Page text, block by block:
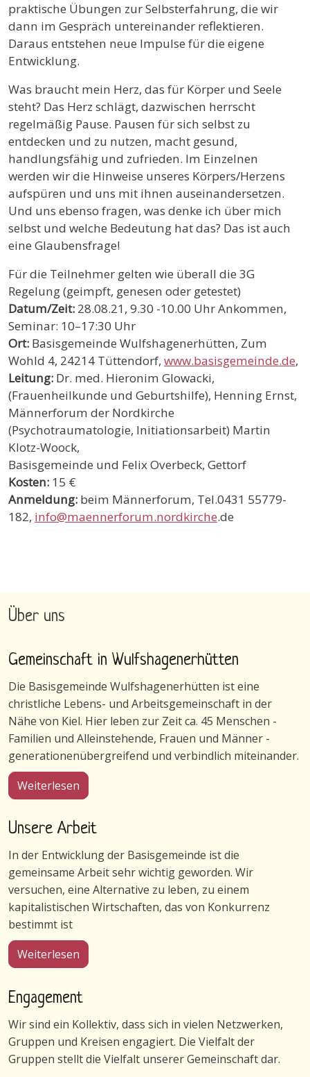
praktische Übungen zur Selbsterfahrung, die wir
dann im Gespräch untereinander reflektieren.
Daraus entstehen neue Impulse für die eigene
Entwicklung.
Was braucht mein Herz, das für Körper und Seele
steht? Das Herz schlägt, dazwischen herrscht
regelmäßig Pause. Pausen für sich selbst zu
entdecken und zu nutzen, macht gesund,
handlungsfähig und zufrieden. Im Einzelnen
werden wir die Hinweise unseres Körpers/Herzens
aufspüren und uns mit ihnen auseinandersetzen.
Und uns ebenso fragen, was denke ich über mich
selbst und welche Bedeutung hat das? Das ist auch
eine Glaubensfrage!
Für die Teilnehmer gelten wie überall die 3G
Regelung (geimpft, genesen oder getestet)
Datum/Zeit: 28.08.21, 9.30 -10.00 Uhr Ankommen,
Seminar: 10–17:30 Uhr
Ort: Basisgemeinde Wulfshagenerhütten, Zum
Wohld 4, 24214 Tüttendorf, www.basisgemeinde.de,
Leitung: Dr. med. Hieronim Glowacki,
(Frauenheilkunde und Geburtshilfe), Henning Ernst,
Männerforum der Nordkirche
(Psychotraumatologie, Initiationsarbeit) Martin
Klotz-Woock,
Basisgemeinde und Felix Overbeck, Gettorf
Kosten: 15 €
Anmeldung: beim Männerforum, Tel.0431 55779-
182, info@maennerforum.nordkirche.de
Über uns
Gemeinschaft in Wulfshagenerhütten
Die Basisgemeinde Wulfshagenerhütten ist eine
christliche Lebens- und Arbeitsgemeinschaft in der
Nähe von Kiel. Hier leben zur Zeit ca. 45 Menschen -
Familien und Alleinstehende, Frauen und Männer -
generationenübergreifend und verbindlich miteinander.
Weiterlesen
Unsere Arbeit
In der Entwicklung der Basisgemeinde ist die
gemeinsame Arbeit sehr wichtig geworden. Wir
versuchen, eine Alternative zu leben, zu einem
kapitalistischen Wirtschaften, das von Konkurrenz
bestimmt ist
Weiterlesen
Engagement
Wir sind ein Kollektiv, dass sich in vielen Netzwerken,
Gruppen und Kreisen engagiert. Die Vielfalt der
Gruppen stellt die Vielfalt unserer Gemeinschaft dar.